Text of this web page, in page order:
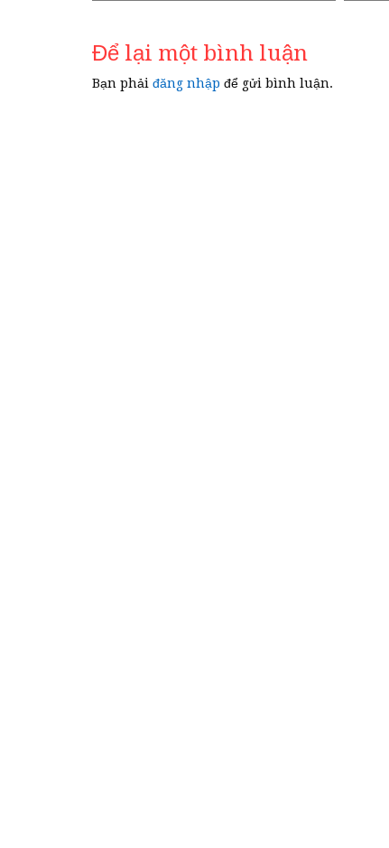
hướng
bài
viết
Để lại một bình luận
Bạn phải đăng nhập để gửi bình luận.